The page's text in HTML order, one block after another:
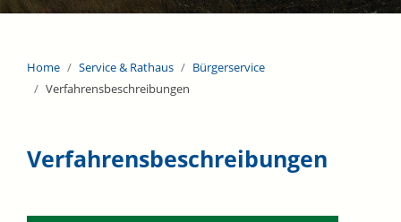
Home Service & Rathaus
Bürgerservice
Verfahrensbeschreibungen
Verfahrensbeschreibungen